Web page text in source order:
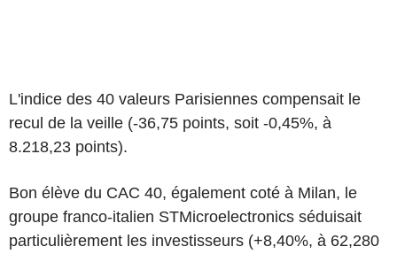
L'indice des 40 valeurs Parisiennes compensait le
recul de la veille (-36,75 points, soit -0,45%, à
8.218,23 points).
Bon élève du CAC 40, également coté à Milan, le
groupe franco-italien STMicroelectronics séduisait
particulièrement les investisseurs (+8,40%, à 62,280